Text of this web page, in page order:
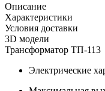
Описание
Характеристики
Условия доставки
3D модели
Трансформатор ТП-113
Электрические